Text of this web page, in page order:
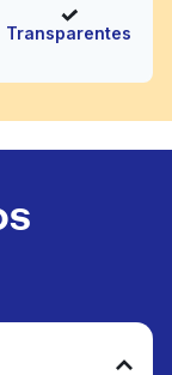
Transparentes